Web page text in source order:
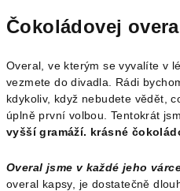
Čokoládovej
Overal, ve kterým se vyvalíte v
vezmete do divadla. Rádi
kdykoliv, když nebudete vědět,
úplně první volbou. Tentokrát
vyšší gramáží. krásné
Overal jsme v každé jeho
overal kapsy, je dostatečně